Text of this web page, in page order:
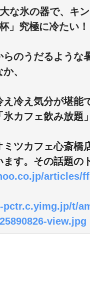
な氷の器で、キ
」究極に冷たい！
のうだるような
、
え冷え気分が堪
カフェ飲み放題
ミツカフェ心斎
す。その話題の
articles/
t/
view.jpg